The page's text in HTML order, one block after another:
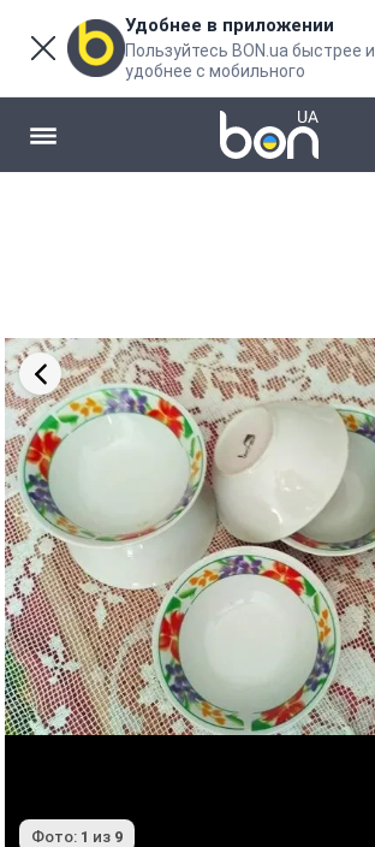
Удобнее в приложении
Пользуйтесь BON.ua быстрее и
удобнее с мобильного
Фото: 1 из 9